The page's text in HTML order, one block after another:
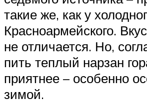
такие же, как у
Красноармейского.
не отличается. Но,
пить теплый нарзан
приятнее – особенно
зимой.